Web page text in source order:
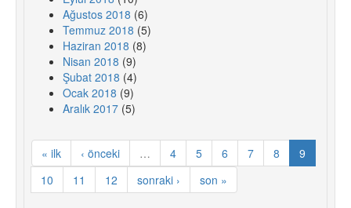
Ağustos 2018 (6)
Temmuz 2018 (5)
Haziran 2018 (8)
Nisan 2018 (9)
Şubat 2018 (4)
Ocak 2018 (9)
Aralık 2017 (5)
« ilk ‹ önceki … 4 5 6 7 8
9
10
11 12 sonraki › son »